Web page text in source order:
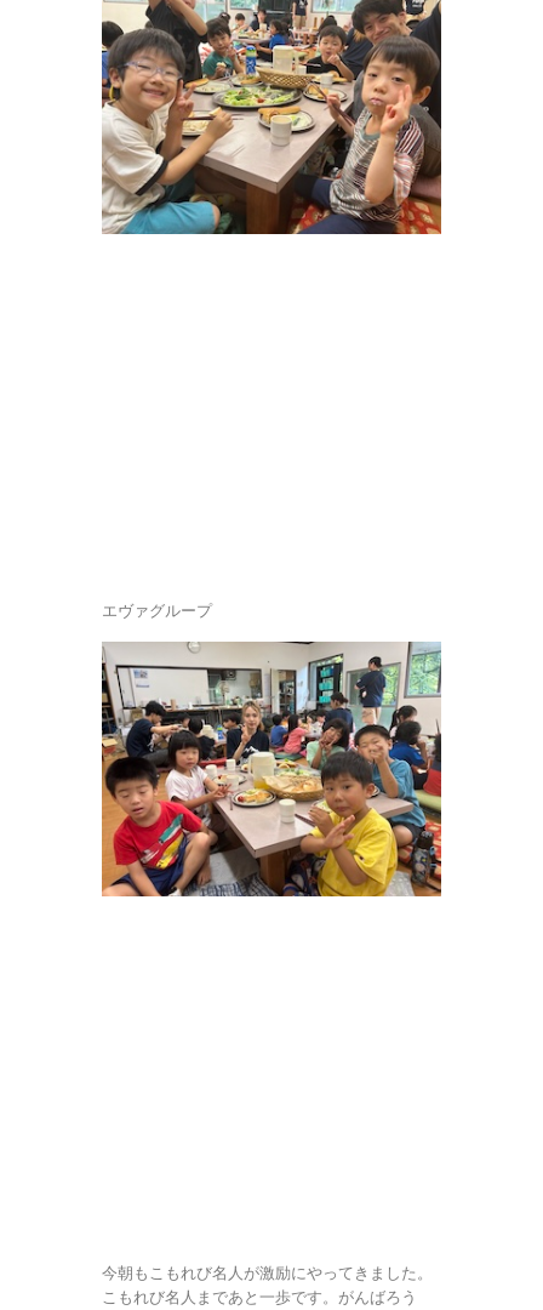
エヴァグループ
今朝もこもれび名人が激励にやってきました。
こもれび名人まであと一歩です。がんばろう